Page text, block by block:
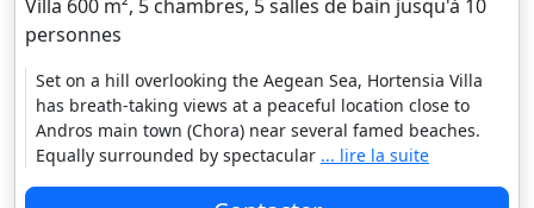
Villa 600 m², 5 chambres, 5 salles de bain jusqu'à 10
personnes
Set on a hill overlooking the Aegean Sea, Hortensia Villa
has breath-taking views at a peaceful location close to
Andros main town (Chora) near several famed beaches.
Equally surrounded by spectacular ... lire la suite